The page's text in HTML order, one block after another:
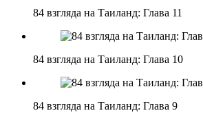
84 взгляда на Таиланд: Глава 11
84 взгляда на Таиланд: Глава 10
84 взгляда на Таиланд: Глава 9